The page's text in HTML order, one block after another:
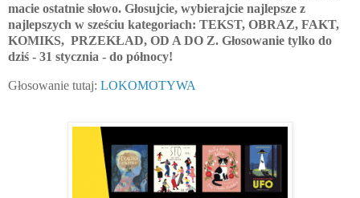
macie ostatnie słowo. Głosujcie, wybierajcie najlepsze z
najlepszych w sześciu kategoriach: TEKST, OBRAZ, FAKT,
KOMIKS, PRZEKŁAD, OD A DO Z. Głosowanie tylko do
dziś - 31 stycznia - do północy!
Głosowanie tutaj: LOKOMOTYWA